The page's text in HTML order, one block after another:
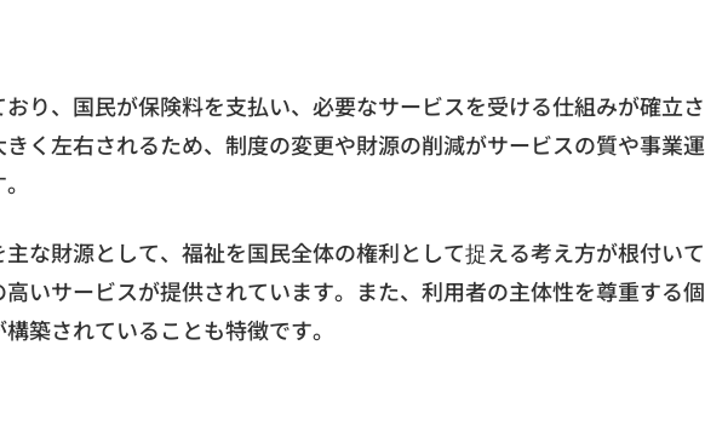
り、国民が保険料を支払い、必要なサービスを受ける仕組みが確立さ
く左右されるため、制度の変更や財源の削減がサービスの質や事業運
な財源として、福祉を国民全体の権利として捉える考え方が根付いて
いサービスが提供されています。また、利用者の主体性を尊重する個
築されていることも特徴です。